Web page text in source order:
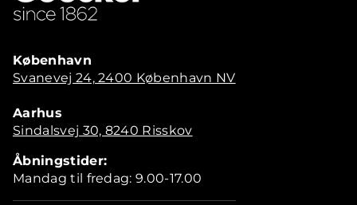
København
Svanevej 24, 2400 København NV
Aarhus
Sindalsvej 30, 8240 Risskov
Åbningstider:
Mandag til fredag: 9.00-17.00